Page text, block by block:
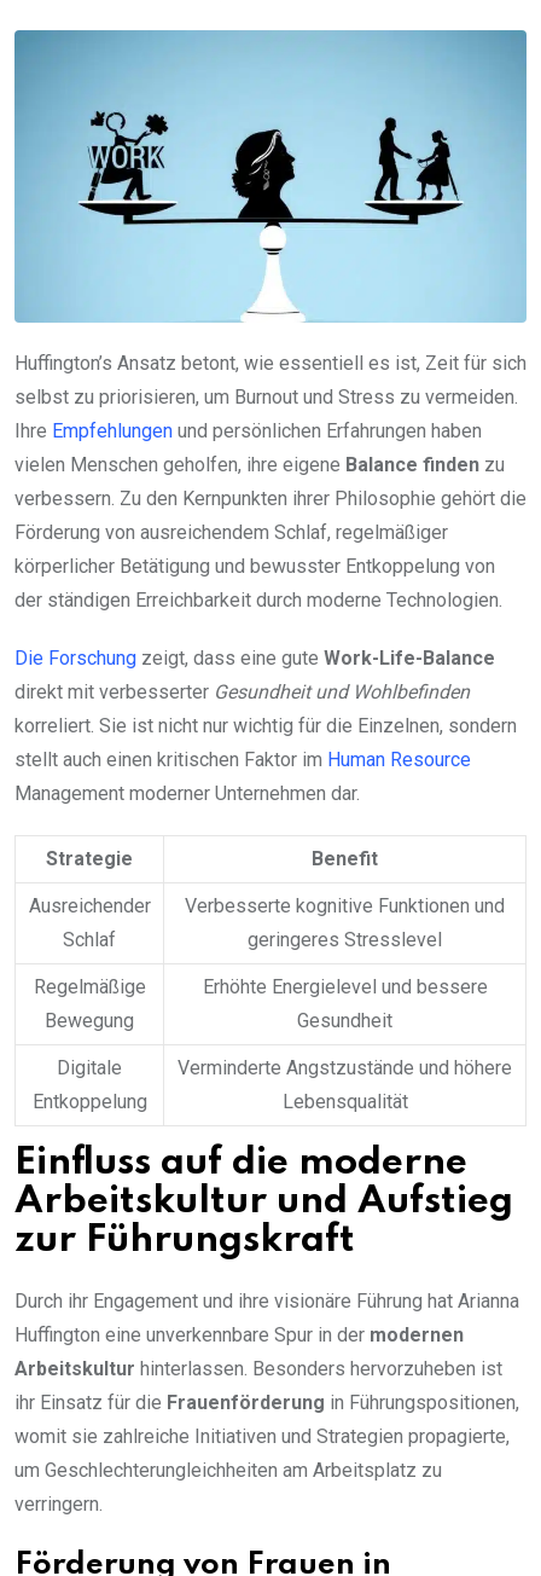
Huffington’s Ansatz betont, wie essentiell es ist, Zeit für sich
selbst zu priorisieren, um Burnout und Stress zu vermeiden.
Ihre Empfehlungen und persönlichen Erfahrungen haben
vielen Menschen geholfen, ihre eigene Balance finden zu
verbessern. Zu den Kernpunkten ihrer Philosophie gehört die
Förderung von ausreichendem Schlaf, regelmäßiger
körperlicher Betätigung und bewusster Entkoppelung von
der ständigen Erreichbarkeit durch moderne Technologien.
Die Forschung zeigt, dass eine gute Work-Life-Balance
direkt mit verbesserter Gesundheit und Wohlbefinden
korreliert. Sie ist nicht nur wichtig für die Einzelnen, sondern
stellt auch einen kritischen Faktor im Human Resource
Management moderner Unternehmen dar.
Strategie Benefit
Ausreichender
Schlaf
Verbesserte kognitive Funktionen und
geringeres Stresslevel
Regelmäßige
Bewegung
Erhöhte Energielevel und bessere
Gesundheit
Digitale
Entkoppelung
Verminderte Angstzustände und höhere
Lebensqualität
Einfluss auf die moderne
Arbeitskultur und Aufstieg
zur Führungskraft
Durch ihr Engagement und ihre visionäre Führung hat Arianna
Huffington eine unverkennbare Spur in der modernen
Arbeitskultur hinterlassen. Besonders hervorzuheben ist
ihr Einsatz für die Frauenförderung in Führungspositionen,
womit sie zahlreiche Initiativen und Strategien propagierte,
um Geschlechterungleichheiten am Arbeitsplatz zu
verringern.
Förderung von Frauen in